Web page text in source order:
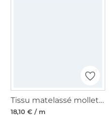
Tissu matelassé molletonné double face Enjoy Bright Horizon leo love, rose fuchsia
18,10 € / m